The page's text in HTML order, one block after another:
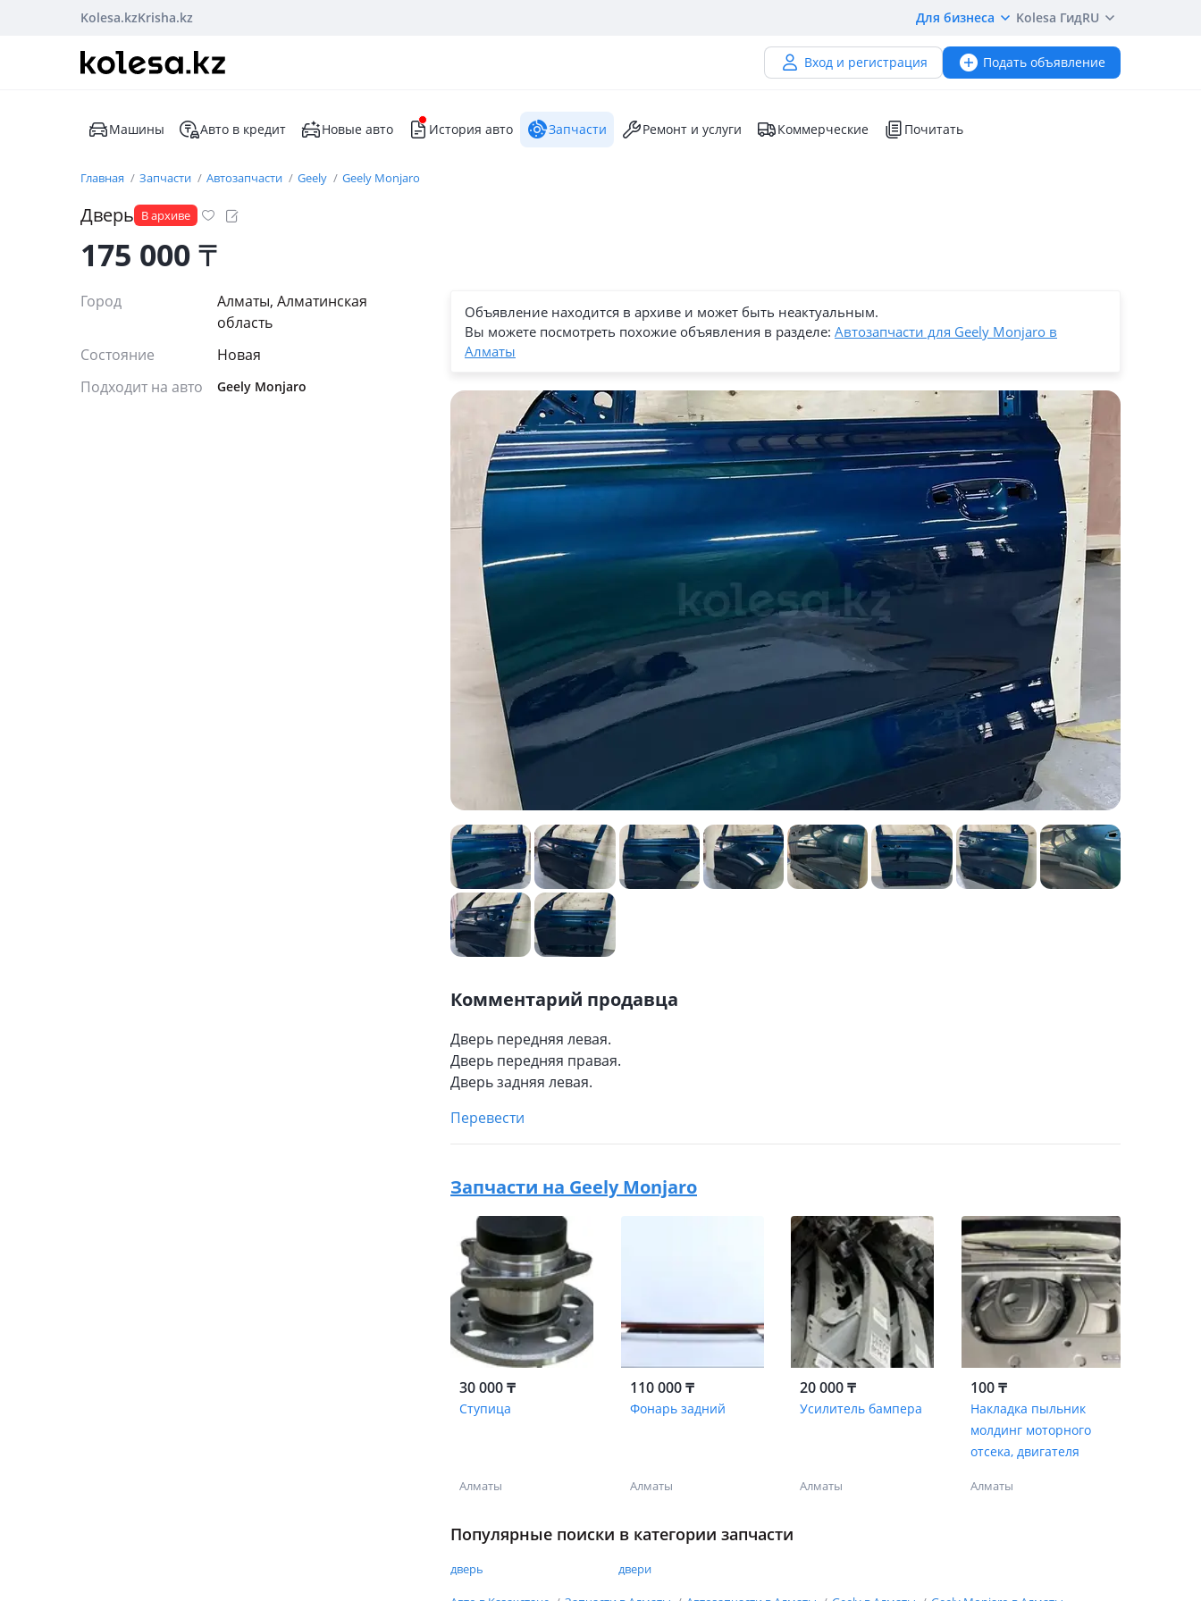
Kolesa.kzKrisha.kz Для бизнеса Kolesa ГидRU
Вход и регистрация Подать объявление
Машины Авто в кредит Новые авто История авто Запчасти Ремонт и услуги Коммерческие Почитать
Главная Запчасти Автозапчасти Geely Geely Monjaro
Дверь В архиве
175 000₸
Город
Алматы, Алматинская
область
Состояние
Новая
Подходит на авто
Geely Monjaro
Объявление находится в архиве и может быть неактуальным.
Вы можете посмотреть похожие объявления в разделе: Автозапчасти для Geely Monjaro в
Алматы
Комментарий продавца
Дверь передняя левая.
Дверь передняя правая.
Дверь задняя левая.
Перевести
Запчасти на Geely Monjaro
30 000 ₸
Ступица
Алматы
110 000 ₸
Фонарь задний
Алматы
20 000 ₸
Усилитель бампера
Алматы
100 ₸
Накладка пыльник
молдинг моторного
отсека, двигателя
Алматы
Популярные поиски в категории запчасти
дверь двери